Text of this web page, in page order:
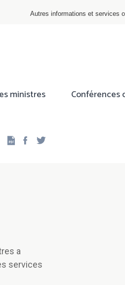
Autres informations et services
ministres Conférences
Facebook
a
services